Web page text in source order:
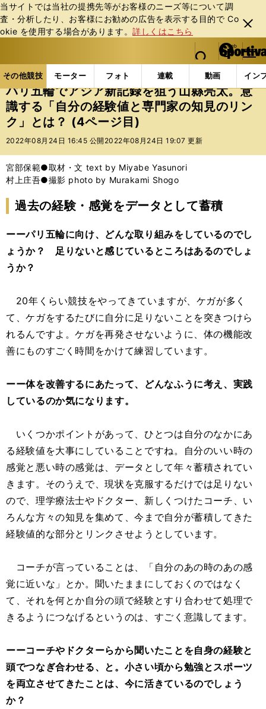
当サイトでは当社の提携先等がお客様のニーズ等について調
査・分析したり、お客様にお勧めの広告を表⽰する⽬的で Co
okie を使⽤する場合があります。詳しくはこちら
閉じ
る
web Sportiva (webスポルティーバ)
検索
マイペ
ー
ジ
メニュ
その他競技 モーター フォト 連載 動画 イン
ス
ポ
ル
テ
ー
バ
その他競技の記事一覧 陸上 パリ五輪でアジア新記
パリ五輪でアジア新記録を狙う山縣亮太。意
識する「自分の経験値と専門家の知見のリン
ク」とは？ (4ページ目)
2022年08月24日 16:45 公開 2022年08月24日 19:07 更新
宮部保範●取材・文 text by Miyabe Yasunori
村上庄吾●撮影 photo by Murakami Shogo
過去の経験・感覚をデータとして蓄積
ーーパリ五輪に向け、どんな取り組みをしているのでし
ょうか？ 足りないと感じているところはあるのでしょ
うか？
20年くらい競技をやってきていますが、ケガが多く
て、ケガをするたびに自分に足りないことを突きつけら
れるんですよ。ケガを再発させないように、体の機能改
善にものすごく時間をかけて練習しています。
ーー体を改善するにあたって、どんなふうに考え、実践
しているのか気になります。
いくつかポイントがあって、ひとつは自分のなかにあ
る経験値を大事にしていることですね。自分のいい時の
感覚と悪い時の感覚は、データとして年々蓄積されてい
きます。そのうえで、現状を克服するだけでは足りない
ので、理学療法士やドクター、新しくつけたコーチ、い
ろんな方々の知見を集めて、今まで自分が蓄積してきた
経験値的な部分とリンクさせようとしています。
コーチが言っていることは、「自分のあの時のあの感
覚に近いな」とか。聞いたままにしておくのではなく
て、それを何とか自分の頭で経験とすり合わせて処理で
きるようにつなげるというのは、すごく意識してます。
ーーコーチやドクターらから聞いたことを自身の経験と
頭でつなぎ合わせる、と。小さい頃から勉強とスポーツ
を両立させてきたことは、今に活きているのでしょう
か？